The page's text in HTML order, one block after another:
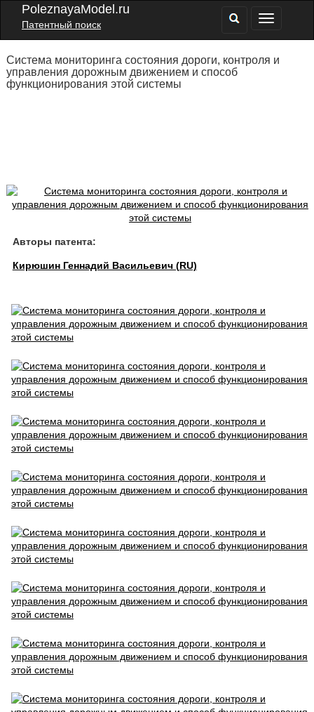
PoleznayaModel.ru
Патентный поиск
Система мониторинга состояния дороги, контроля и
управления дорожным движением и способ
функционирования этой системы
Авторы патента:
Кирюшин Геннадий Васильевич (RU)